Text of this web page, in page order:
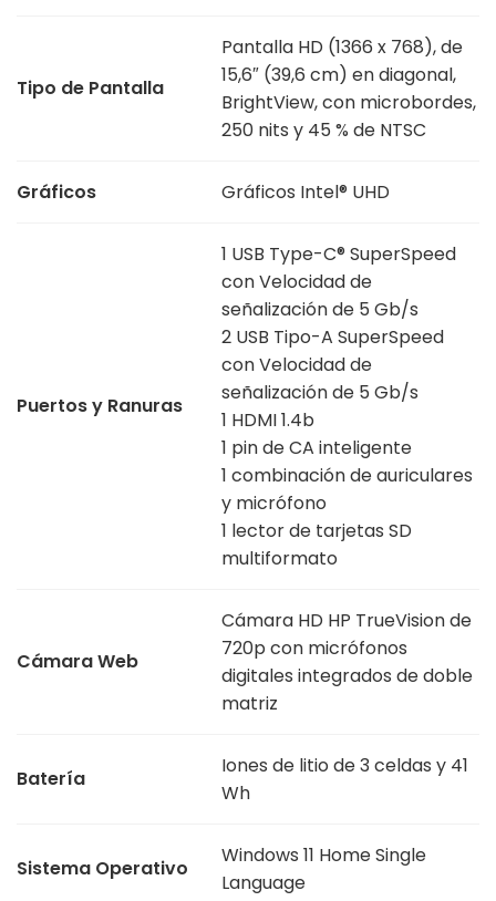
Tipo de Pantalla
Pantalla HD (1366 x 768), de
15,6″ (39,6 cm) en diagonal,
BrightView, con microbordes,
250 nits y 45 % de NTSC
Gráficos Gráficos Intel® UHD
Puertos y Ranuras
1 USB Type-C® SuperSpeed
con Velocidad de
señalización de 5 Gb/s
2 USB Tipo-A SuperSpeed
con Velocidad de
señalización de 5 Gb/s
1 HDMI 1.4b
1 pin de CA inteligente
1 combinación de auriculares
y micrófono
1 lector de tarjetas SD
multiformato
Cámara Web
Cámara HD HP TrueVision de
720p con micrófonos
digitales integrados de doble
matriz
Batería
Iones de litio de 3 celdas y 41
Wh
Sistema Operativo
Windows 11 Home Single
Language